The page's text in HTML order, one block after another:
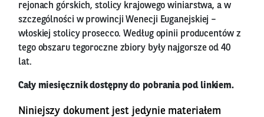
rejonach górskich, stolicy krajowego winiarstwa, a w
szczególności w prowincji Wenecji Euganejskiej –
włoskiej stolicy prosecco. Według opinii producentów z
tego obszaru tegoroczne zbiory były najgorsze od 40
lat.
Cały miesięcznik dostępny do pobrania pod linkiem.
Niniejszy dokument jest jedynie materiałem